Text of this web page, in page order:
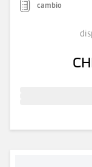
cambio